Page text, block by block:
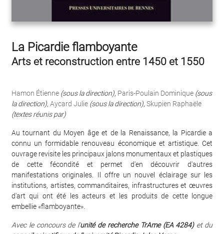
La Picardie flamboyante
Arts et reconstruction entre 1450 et 1550
Hamon Étienne (sous la direction), Paris-Poulain Dominique (sous
la direction), Aycard Julie (sous la direction), Skupien Raphaële
(textes réunis par)
Au tournant du Moyen âge et de la Renaissance, la Picardie a
connu un formidable renouveau économique et artistique. Cet
ouvrage revisite les principaux jalons monumentaux et plastiques
de cette fécondité et permet d'en découvrir d'autres
manifestations originales. Il offre un nouvel éclairage sur les
institutions, artistes, commanditaires, infrastructures et œuvres
d'art qui ont été les acteurs et les produits de cette longue
embellie «flamboyante».
Avec le concours de l'unité de recherche TrAme (EA 4284)et du